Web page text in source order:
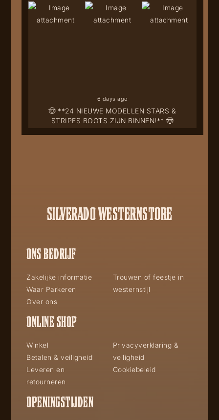
🤠 **24 NIEUWE MODELLEN STARS &
STRIPES BOOTS ZIJN BINNEN!** 🤠
6 days ago
SILVERADO WESTERNSTORE
ONS BEDRIJF
Zakelijke informatie
Waar Parkeren
Over ons
Trouwen of feestje in
westernstijl
ONLINE SHOP
Winkel
Betalen & veiligheid
Leveren en
retourneren
Privacyverklaring &
veiligheid
Cookiebeleid
OPENINGSTIJDEN